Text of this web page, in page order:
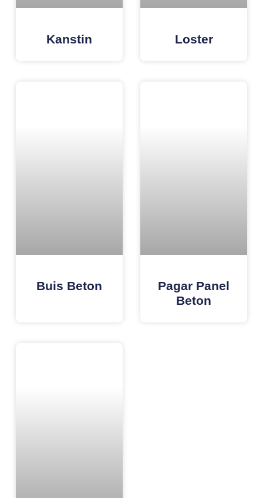
Kanstin Loster
Buis Beton
Pagar Panel
Beton